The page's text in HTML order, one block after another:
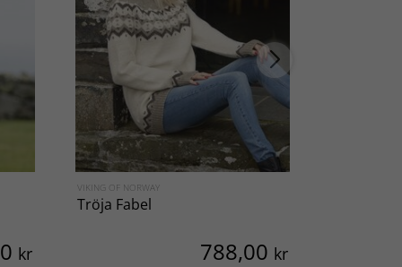
kr
VIKING OF NORWAY
Tröja Fabel
788,00 kr